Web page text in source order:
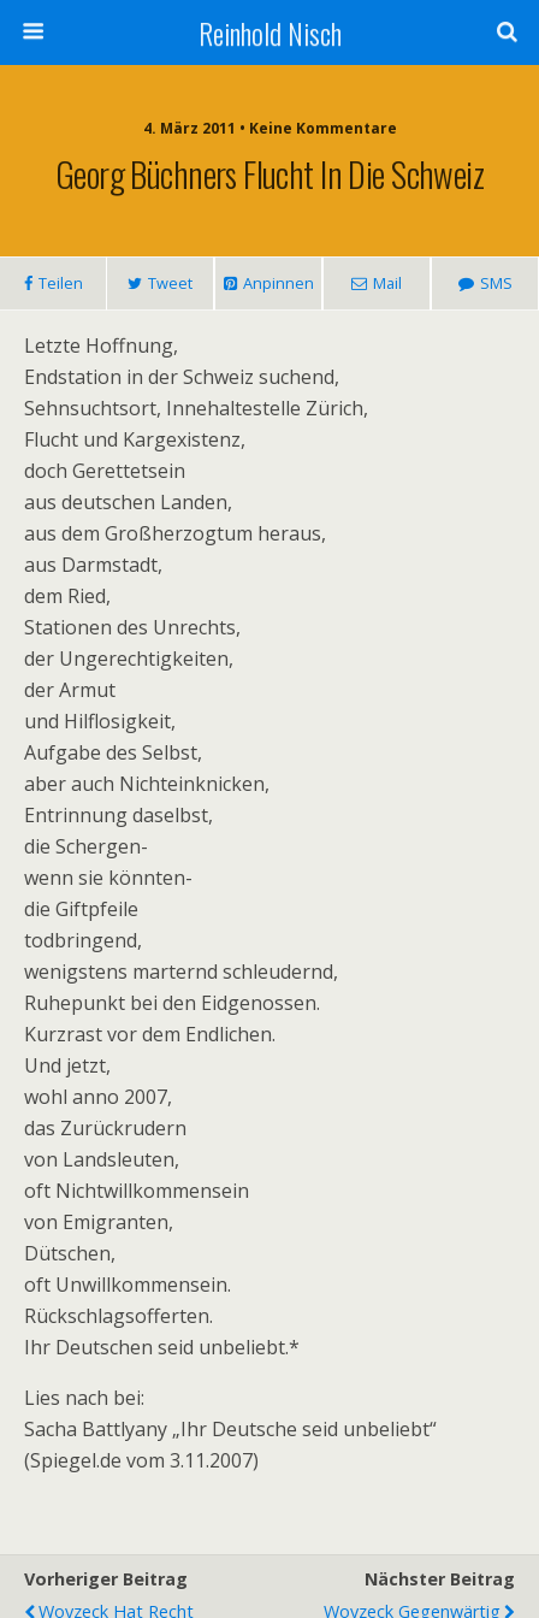
Reinhold Nisch
4. März 2011 • Keine Kommentare
Georg Büchners Flucht In Die Schweiz
Teilen Tweet Anpinnen Mail SMS
Letzte Hoffnung,
Endstation in der Schweiz suchend,
Sehnsuchtsort, Innehaltestelle Zürich,
Flucht und Kargexistenz,
doch Gerettetsein
aus deutschen Landen,
aus dem Großherzogtum heraus,
aus Darmstadt,
dem Ried,
Stationen des Unrechts,
der Ungerechtigkeiten,
der Armut
und Hilflosigkeit,
Aufgabe des Selbst,
aber auch Nichteinknicken,
Entrinnung daselbst,
die Schergen-
wenn sie könnten-
die Giftpfeile
todbringend,
wenigstens marternd schleudernd,
Ruhepunkt bei den Eidgenossen.
Kurzrast vor dem Endlichen.
Und jetzt,
wohl anno 2007,
das Zurückrudern
von Landsleuten,
oft Nichtwillkommensein
von Emigranten,
Dütschen,
oft Unwillkommensein.
Rückschlagsofferten.
Ihr Deutschen seid unbeliebt.*
Lies nach bei:
Sacha Battlyany „Ihr Deutsche seid unbeliebt“
(Spiegel.de vom 3.11.2007)
Vorheriger Beitrag
Woyzeck Hat Recht
Nächster Beitrag
Woyzeck Gegenwärtig